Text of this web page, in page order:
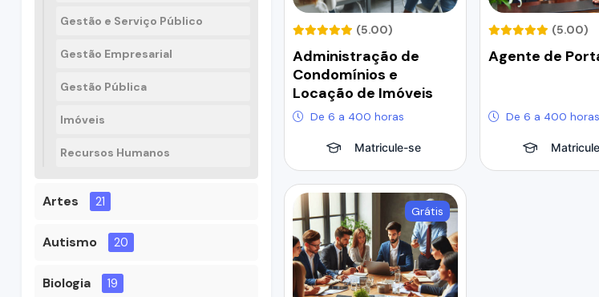
Gestão e Serviço Público
Gestão Empresarial
Gestão Pública
Imóveis
Recursos Humanos
Artes 21
Autismo 20
Biologia 19
(5.00)
Administração de
Condomínios e
Locação de Imóveis
De 6 a 400 horas
Matricule-se
(5.00)
Agente de
De 6 a 400 horas
Grátis